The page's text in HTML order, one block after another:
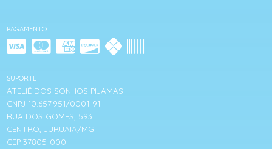
PAGAMENTO
SUPORTE
ATELIÊ DOS SONHOS PIJAMAS
CNPJ 10.657.951/0001-91
RUA DOS GOMES, 593
CENTRO, JURUAIA/MG
CEP 37805-000